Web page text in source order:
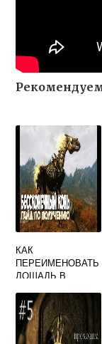
КАК
ПЕРЕИМЕНОВАТЬ
ЛОШАДЬ В